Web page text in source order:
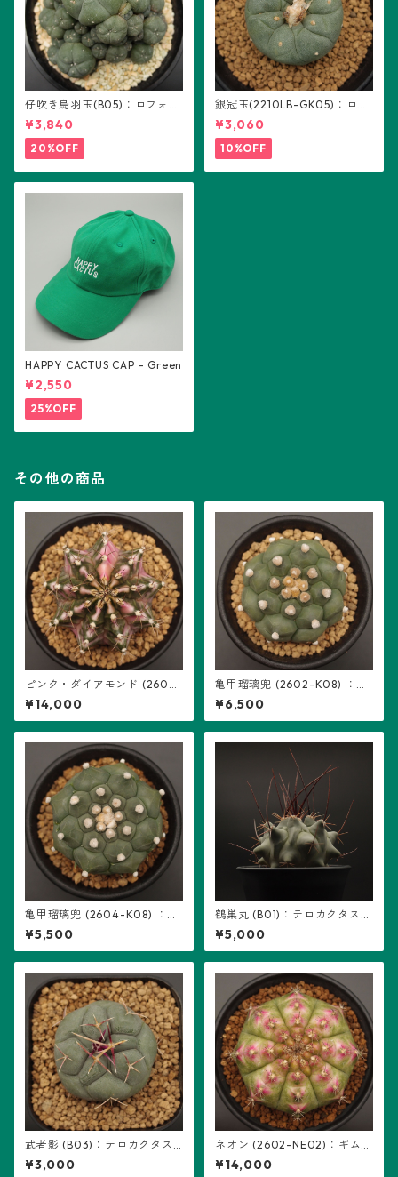
仔吹き烏羽玉(B05)：ロフォフ
ォラ属
¥3,840
20%OFF
銀冠玉(2210LB-GK05)：ロフ
ォフォラ属 ※実生
¥3,060
10%OFF
HAPPY CACTUS CAP - Green
¥2,550
25%OFF
その他の商品
ピンク・ダイアモンド (2602-
PDM06)：ギムノカリキウム
属
¥14,000
亀甲瑠璃兜 (2602-K08) ：ア
ストロフィツム属 ※実生
¥6,500
亀甲瑠璃兜 (2604-K08) ：ア
ストロフィツム属 ※実生
¥5,500
鶴巣丸 (B01)：テロカクタス属
※実生
¥5,000
武者影 (B03)：テロカクタス
属 ※実生
¥3,000
ネオン (2602-NE02)：ギムノ
カリキウム属 ※実生
¥14,000